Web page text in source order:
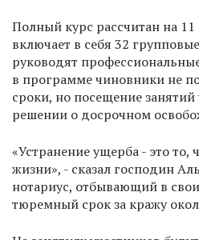
Полный курс рассчитан на
включает в себя 32
руководят
в программе чиновники не
сроки, но посещение
решении о досрочном
«Устранение ущерба - это то,
жизни», - сказал господин
нотариус, отбывающий в
тюремный срок за кражу